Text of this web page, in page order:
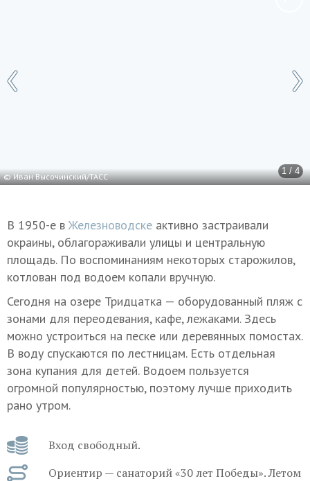
1 / 4
© Иван Высочинский/ТАСС
В 1950-е в Железноводске активно застраивали
окраины, облагораживали улицы и центральную
площадь. По воспоминаниям некоторых старожилов,
котлован под водоем копали вручную.
Сегодня на озере Тридцатка — оборудованный пляж с
зонами для переодевания, кафе, лежаками. Здесь
можно устроиться на песке или деревянных помостах.
В воду спускаются по лестницам. Есть отдельная
зона купания для детей. Водоем пользуется
огромной популярностью, поэтому лучше приходить
рано утром.
Вход свободный.
Ориентир — санаторий «30 лет Победы». Летом